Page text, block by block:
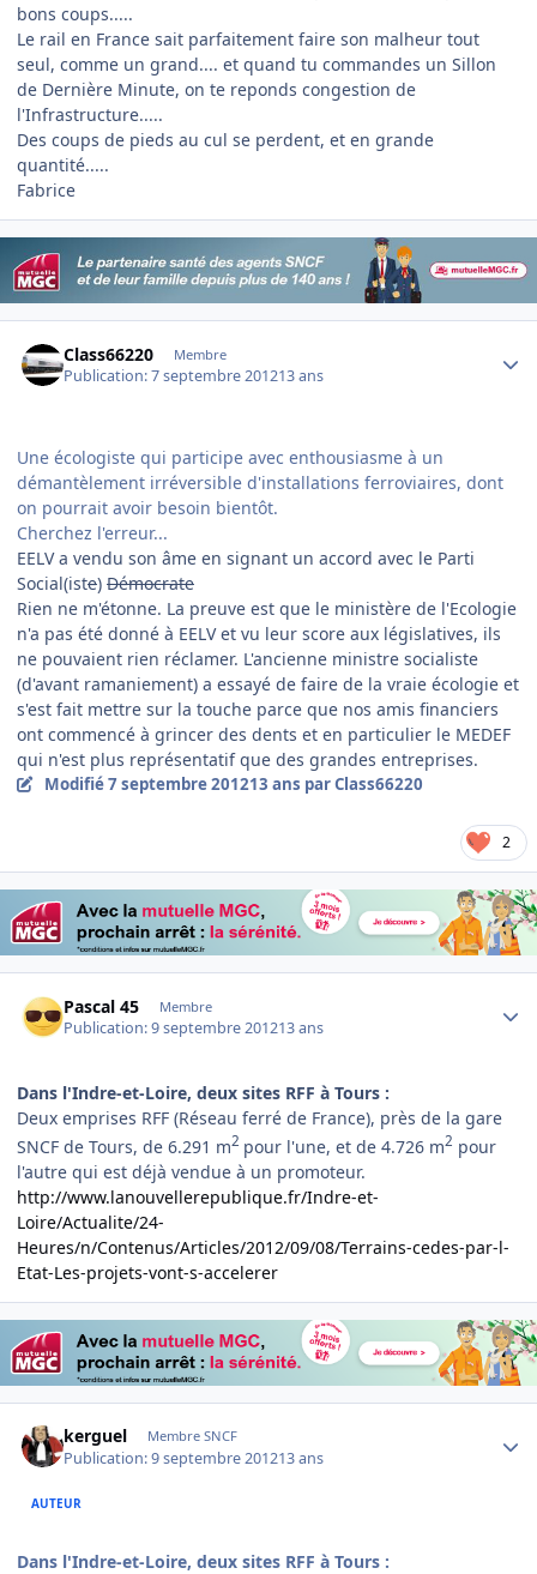
bons coups.....
Le rail en France sait parfaitement faire son malheur tout
seul, comme un grand.... et quand tu commandes un Sillon
de Dernière Minute, on te reponds congestion de
l'Infrastructure.....
Des coups de pieds au cul se perdent, et en grande
quantité.....
Fabrice
Class66220 Membre
Publication:7 septembre 201213 ans
Une écologiste qui participe avec enthousiasme à un
démantèlement irréversible d'installations ferroviaires, dont
on pourrait avoir besoin bientôt.
Cherchez l'erreur...
EELV a vendu son âme en signant un accord avec le Parti
Social(iste) Démocrate
Rien ne m'étonne. La preuve est que le ministère de l'Ecologie
n'a pas été donné à EELV et vu leur score aux législatives, ils
ne pouvaient rien réclamer. L'ancienne ministre socialiste
(d'avant ramaniement) a essayé de faire de la vraie écologie et
s'est fait mettre sur la touche parce que nos amis financiers
ont commencé à grincer des dents et en particulier le MEDEF
qui n'est plus représentatif que des grandes entreprises.
Modifié7 septembre 201213 ans par Class66220
2
Pascal 45 Membre
Publication:9 septembre 201213 ans
Dans l'Indre-et-Loire, deux sites RFF à Tours :
Deux emprises RFF (Réseau ferré de France), près de la gare
SNCF de Tours, de 6.291 m2 pour l'une, et de 4.726 m2 pour
l'autre qui est déjà vendue à un promoteur.
http://www.lanouvellerepublique.fr/Indre-et-
Loire/Actualite/24-
Heures/n/Contenus/Articles/2012/09/08/Terrains-cedes-par-l-
Etat-Les-projets-vont-s-accelerer
kerguel Membre SNCF
Publication:9 septembre 201213 ans
AUTEUR
Dans l'Indre-et-Loire, deux sites RFF à Tours :